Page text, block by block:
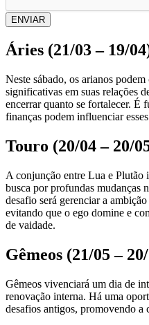
ENVIAR
Áries (21/03 – 19/
Neste sábado, os arianos
significativas em suas relações
encerrar quanto se fortalecer. É
finanças podem influenciar
Touro (20/04 – 20/
A conjunção entre Lua e Plutão
busca por profundas mudanças
desafio será gerenciar a
evitando que o ego domine e
de vaidade.
Gêmeos (21/05 –
Gêmeos vivenciará um dia de
renovação interna. Há uma
desafios antigos, promovendo a